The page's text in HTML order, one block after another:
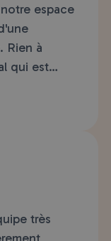
espace
Rien à
qui est
le
!
très